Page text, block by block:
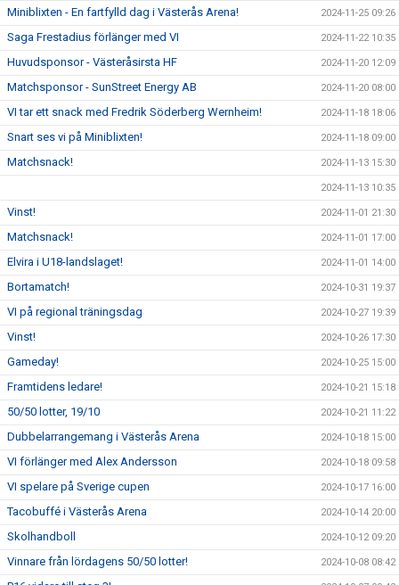
Miniblixten - En fartfylld dag i Västerås Arena! 2024-11-25 09:26
Saga Frestadius förlänger med VI 2024-11-22 10:35
Huvudsponsor - Västeråsirsta HF 2024-11-20 12:09
Matchsponsor - SunStreet Energy AB 2024-11-20 08:00
VI tar ett snack med Fredrik Söderberg Wernheim! 2024-11-18 18:06
Snart ses vi på Miniblixten! 2024-11-18 09:00
Matchsnack! 2024-11-13 15:30
2024-11-13 10:35
Vinst! 2024-11-01 21:30
Matchsnack! 2024-11-01 17:00
Elvira i U18-landslaget! 2024-11-01 14:00
Bortamatch! 2024-10-31 19:37
VI på regional träningsdag 2024-10-27 19:39
Vinst! 2024-10-26 17:30
Gameday! 2024-10-25 15:00
Framtidens ledare! 2024-10-21 15:18
50/50 lotter, 19/10 2024-10-21 11:22
Dubbelarrangemang i Västerås Arena 2024-10-18 15:00
VI förlänger med Alex Andersson 2024-10-18 09:58
VI spelare på Sverige cupen 2024-10-17 16:00
Tacobuffé i Västerås Arena 2024-10-14 20:00
Skolhandboll 2024-10-12 09:20
Vinnare från lördagens 50/50 lotter! 2024-10-08 08:42